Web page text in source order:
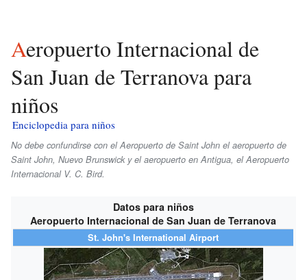
Aeropuerto Internacional de
San Juan de Terranova para
niños
Enciclopedia para niños
No debe confundirse con el Aeropuerto de Saint John el aeropuerto de
Saint John, Nuevo Brunswick y el aeropuerto en Antigua, el Aeropuerto
Internacional V. C. Bird.
Datos para niños
Aeropuerto Internacional de San Juan de Terranova
St. John's International Airport